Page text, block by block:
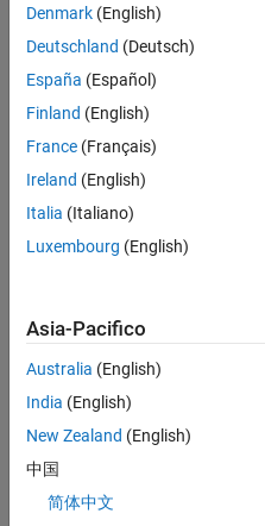
Dashboard
M…
CONTRIBUTI
0
L
03/18
02/19
01/20
12/20
11/21
10/22
09/23
08/24
07/25
06/26
03/19
03/20
03/21
03/22
03/23
03/24
03/25
03/26
05/19
07/20
09/21
11/22
01/24
05/26
RANK
Denmark (English)
Deutschland (Deutsch)
España (Español)
Finland (English)
France (Français)
Ireland (English)
Italia (Italiano)
Luxembourg (English)
Asia-Pacifico
Australia (English)
India (English)
New Zealand (English)
中国
简体中文